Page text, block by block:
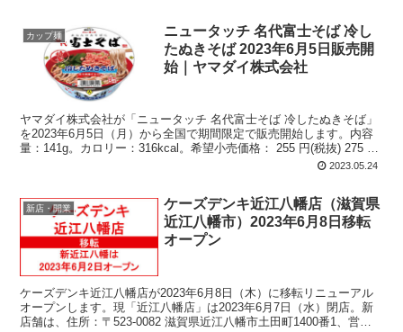
カップ麺
ニュータッチ 名代富士そば 冷し
たぬきそば 2023年6月5日販売開
始｜ヤマダイ株式会社
ヤマダイ株式会社が「ニュータッチ 名代富士そば 冷したぬきそば」
を2023年6月5日（月）から全国で期間限定で販売開始します。内容
量：141g。カロリー：316kcal。希望小売価格： 255 円(税抜) 275 円
2023.05.24
新店・開業
ケーズデンキ近江八幡店（滋賀県
近江八幡市）2023年6月8日移転
オープン
ケーズデンキ近江八幡店が2023年6月8日（木）に移転リニューアル
オープンします。現「近江八幡店」は2023年6月7日（水）閉店。新
店舗は、住所：〒523-0082 滋賀県近江八幡市土田町1400番1、営業